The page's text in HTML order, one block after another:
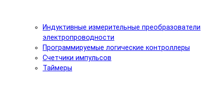
Индуктивные измерительные преобразователи
электропроводности
Программируемые логические контроллеры
Счетчики импульсов
Таймеры